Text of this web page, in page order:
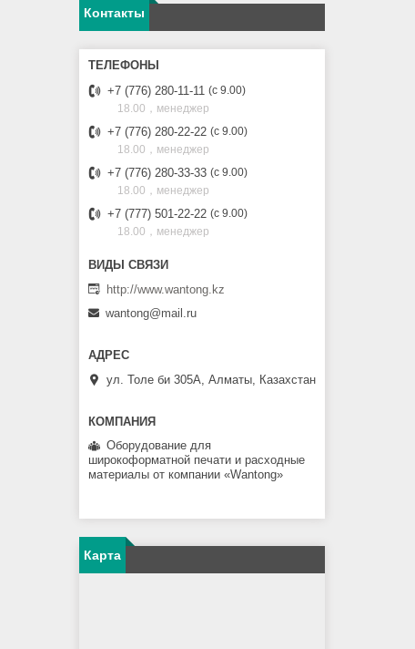
Контакты
+7 (776) 280-11-11 с 9.00
18.00，менеджер
+7 (776) 280-22-22 с 9.00
18.00，менеджер
+7 (776) 280-33-33 с 9.00
18.00，менеджер
+7 (777) 501-22-22 с 9.00
18.00，менеджер
http://www.wantong.kz
wantong@mail.ru
ул. Толе би 305А, Алматы, Казахстан
Оборудование для
широкоформатной печати и расходные
материалы от компании «Wantong»
Карта